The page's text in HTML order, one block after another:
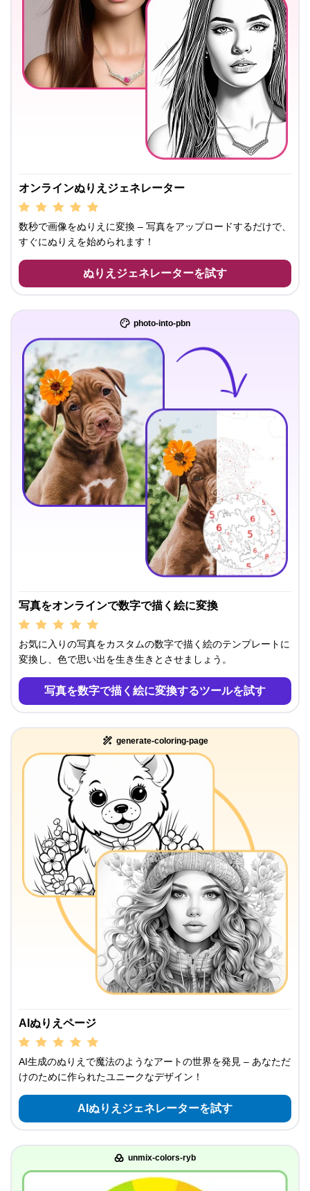
オンラインぬりえジェネレーター
数秒で画像をぬりえに変換 – 写真をアップロードするだけで、
すぐにぬりえを始められます！
ぬりえジェネレーターを試す
photo-into-pbn
写真をオンラインで数字で描く絵に変換
お気に入りの写真をカスタムの数字で描く絵のテンプレートに
変換し、色で思い出を生き生きとさせましょう。
写真を数字で描く絵に変換するツールを試す
generate-coloring-page
AIぬりえページ
AI生成のぬりえで魔法のようなアートの世界を発見 – あなただ
けのために作られたユニークなデザイン！
AIぬりえジェネレーターを試す
unmix-colors-ryb